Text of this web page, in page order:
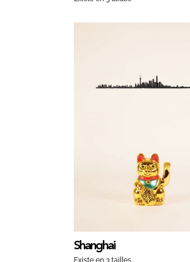
Shanghai
Existe en 3 tailles